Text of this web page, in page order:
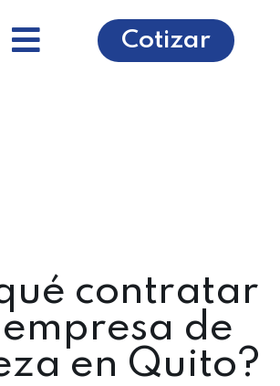
Cotizar
contratar
de
en Quito?